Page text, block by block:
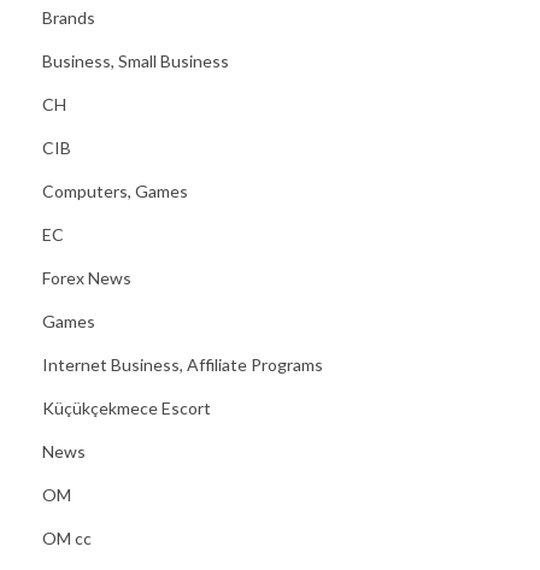
Brands
Business, Small Business
CH
CIB
Computers, Games
EC
Forex News
Games
Internet Business, Affiliate Programs
Küçükçekmece Escort
News
OM
OM cc